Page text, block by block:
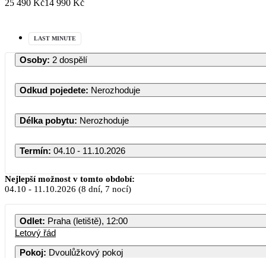
25 490 Kč14 990 Kč
LAST MINUTE
Osoby: 2 dospělí
Odkud pojedete: Nerozhoduje
Délka pobytu: Nerozhoduje
Termín: 04.10 - 11.10.2026
Nejlepší možnost v tomto období:
04.10 - 11.10.2026 (8 dní, 7 nocí)
Odlet: Praha (letiště), 12:00
Letový řád
Pokoj: Dvoulůžkový pokoj